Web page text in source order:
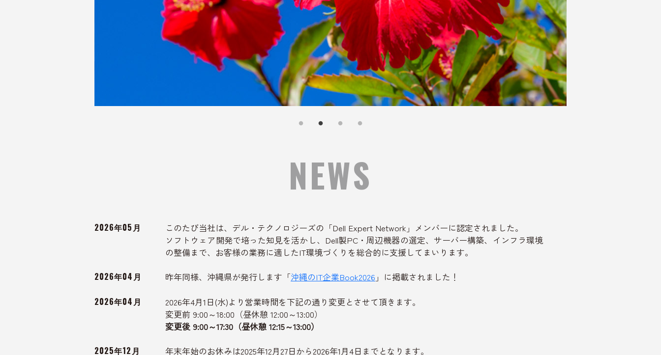
NEWS
2026年05月
このたび当社は、デル・テクノロジーズの「Dell Expert Network」メンバーに認定されました。
ソフトウェア開発で培った知見を活かし、Dell製PC・周辺機器の選定、サーバー構築、インフラ環境
の整備まで、お客様の業務に適したIT環境づくりを総合的に支援してまいります。
2026年04月 昨年同様、沖縄県が発行します「沖縄のIT企業Book2026 」に掲載されました！
2026年04月
2026年4月1日(水)より営業時間を下記の通り変更とさせて頂きます。
変更前 9:00～18:00（昼休憩 12:00～13:00）
変更後 9:00～17:30（昼休憩 12:15～13:00）
2025年12月 年末年始のお休みは2025年12月27日から2026年1月4日までとなります。